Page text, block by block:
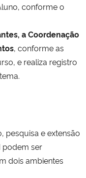
conforme o
a Coordenação
, conforme as
e realiza registro
pesquisa e extensão
podem ser
dois ambientes